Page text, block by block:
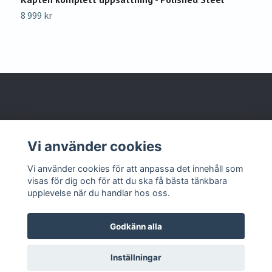
8 999 kr
Kontakta oss
© 2026 LajvshopPowered by Quickbutik
Vi använder cookies
Vi använder cookies för att anpassa det innehåll som
visas för dig och för att du ska få bästa tänkbara
upplevelse när du handlar hos oss.
Godkänn alla
Inställningar